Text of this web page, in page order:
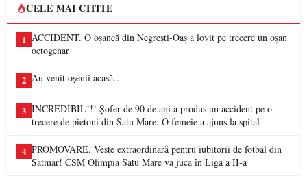
CELE MAI CITITE
1 ACCIDENT. O oșancă din Negrești-Oaș a lovit pe trecere un oșan
octogenar
2 Au venit oșenii acasă…
3 INCREDIBIL!!! Șofer de 90 de ani a produs un accident pe o
trecere de pietoni din Satu Mare. O femeie a ajuns la spital
4 PROMOVARE. Veste extraordinară pentru iubitorii de fotbal din
Sătmar! CSM Olimpia Satu Mare va juca în Liga a II-a